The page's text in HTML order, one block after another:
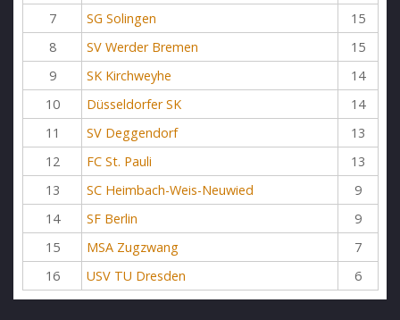
7
SG Solingen
15
8
SV Werder Bremen
15
9
SK Kirchweyhe
14
10
Düsseldorfer SK
14
11
SV Deggendorf
13
12
FC St. Pauli
13
13
SC Heimbach-Weis-Neuwied
9
14
SF Berlin
9
15
MSA Zugzwang
7
16
USV TU Dresden 6